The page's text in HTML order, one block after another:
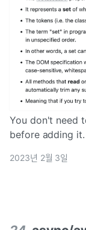
You don't need
before adding it.
2023년 2월 3일